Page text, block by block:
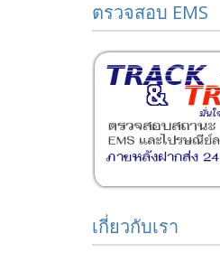
ตรวจสอบ EMS
เกี่ยวกับเรา